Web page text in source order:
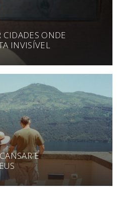
CIDADES ONDE
INVISÍVEL
E